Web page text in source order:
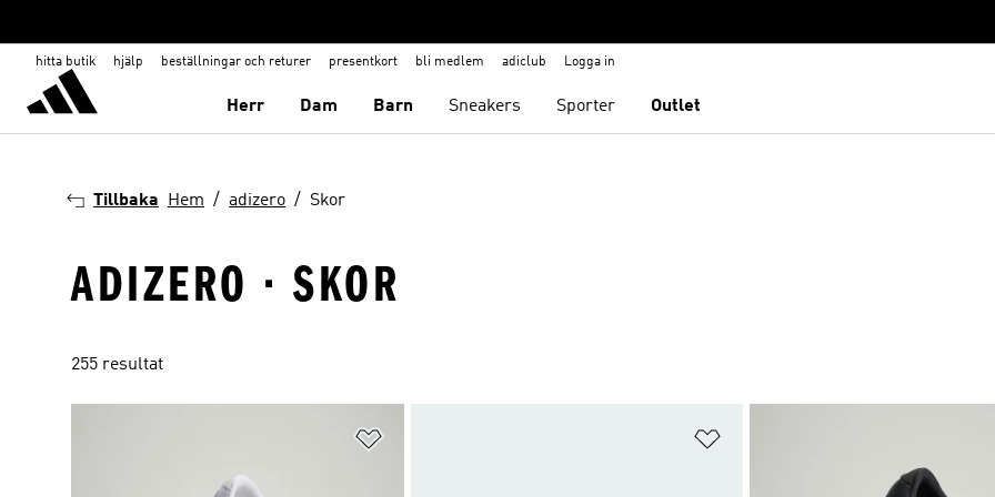
hitta butik hjälp beställningar och returer presentkort bli medlem adiclub Logga in
Herr Dam Barn Sneakers Sporter Outlet
Tillbaka Hem adizero Skor
ADIZERO · SKOR
255 resultat